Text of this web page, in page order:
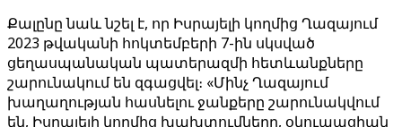
Քալընը նաև նշել է, որ Իսրայելի կողմից Ղազայում
2023 թվականի հոկտեմբերի 7-ին սկսված
ցեղասպանական պատերազմի հետևանքները
շարունակում են զգացվել։ «Մինչ Ղազայում
խաղաղության հասնելու ջանքերը շարունակվում
են, Իսրայելի կողմից խախտումները, օկուպացիան